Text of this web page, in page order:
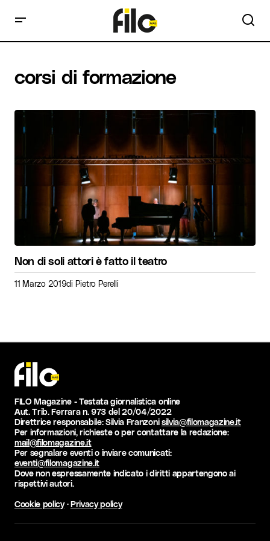
corsi di formazione
Non di soli attori è fatto il teatro
11 Marzo 2019di Pietro Perelli
FILO Magazine - Testata giornalistica online
Aut. Trib. Ferrara n. 973 del 20/04/2022
Direttrice responsabile: Silvia Franzonisilvia@filomagazine.it
Per informazioni, richieste o per contattare la redazione:
mail@filomagazine.it
Per segnalare eventi o inviare comunicati:
eventi@filomagazine.it
Dove non espressamente indicato i diritti appartengono ai
rispettivi autori.
Cookie policy·Privacy policy